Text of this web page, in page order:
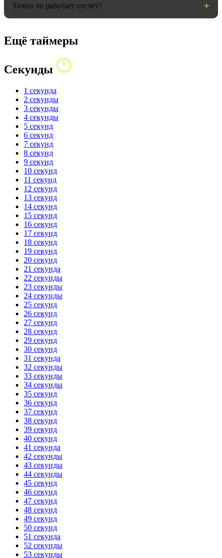
Точно ли работает отсчёт?
Ещё таймеры
Секунды
1 секунда
2 секунды
3 секунды
4 секунды
5 секунд
6 секунд
7 секунд
8 секунд
9 секунд
10 секунд
11 секунд
12 секунд
13 секунд
14 секунд
15 секунд
16 секунд
17 секунд
18 секунд
19 секунд
20 секунд
21 секунда
22 секунды
23 секунды
24 секунды
25 секунд
26 секунд
27 секунд
28 секунд
29 секунд
30 секунд
31 секунда
32 секунды
33 секунды
34 секунды
35 секунд
36 секунд
37 секунд
38 секунд
39 секунд
40 секунд
41 секунда
42 секунды
43 секунды
44 секунды
45 секунд
46 секунд
47 секунд
48 секунд
49 секунд
50 секунд
51 секунда
52 секунды
53 секунды